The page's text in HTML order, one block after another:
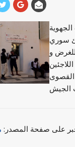
28 لاجئ سوري
و
على صفحة المصدر: